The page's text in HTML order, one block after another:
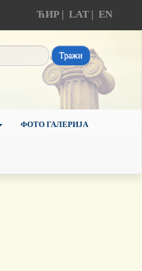
ЋИР| LAT| EN
Тражи
ФОТО ГАЛЕРИЈА